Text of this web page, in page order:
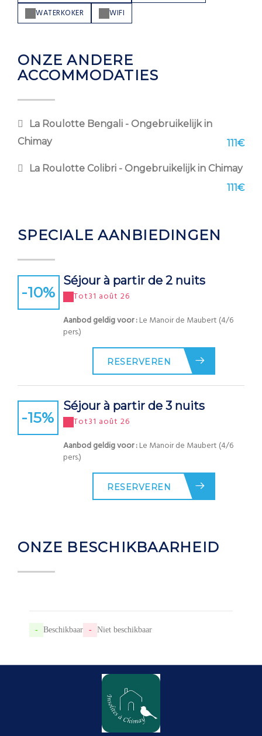
WATERKOKER
WIFI
ONZE ANDERE
ACCOMMODATIES
La Roulotte Bengali - Ongebruikelijk in
Chimay
111€
La Roulotte Colibri - Ongebruikelijk in Chimay
111€
SPECIALE AANBIEDINGEN
-10%
Séjour à partir de 2 nuits
Tot31 août 26
Aanbod geldig voor :Le Manoir de Maubert (4/6
pers.)
RESERVEREN
-15%
Séjour à partir de 3 nuits
Tot31 août 26
Aanbod geldig voor :Le Manoir de Maubert (4/6
pers.)
RESERVEREN
ONZE BESCHIKBAARHEID
- Beschikbaar - Niet beschikbaar